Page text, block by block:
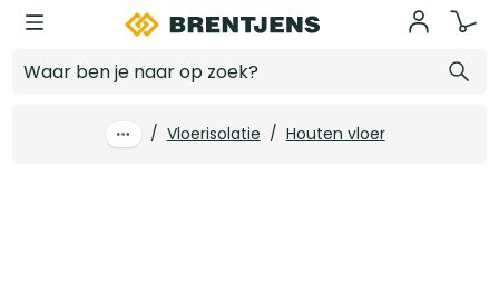
Ga naar hoofdinhoud
/ Vloerisolatie / Houten vloer
Log in voor prijzen